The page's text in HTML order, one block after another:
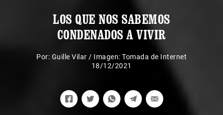
LOS QUE NOS SABEMOS
CONDENADOS A VIVIR
Por: Guille Vilar / Imagen: Tomada de Internet
18/12/2021